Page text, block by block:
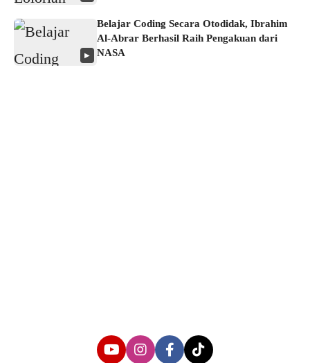
▶
Belajar Coding Secara Otodidak, Ibrahim
Al-Abrar Berhasil Raih Pengakuan dari
NASA